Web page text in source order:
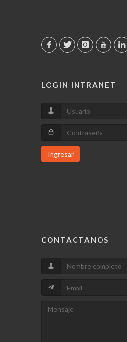
LOGIN INTRANET
Ingresar
CONTACTANOS